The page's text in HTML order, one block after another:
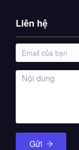
Liên hệ
Gửi